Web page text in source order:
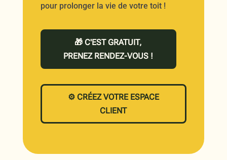
pour prolonger la vie de votre toit !
🎁 C'EST GRATUIT,
PRENEZ RENDEZ-VOUS !
⚙️ CRÉEZ VOTRE ESPACE
CLIENT